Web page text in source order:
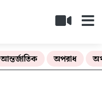
আন্তর্জাতিক অপরাধ